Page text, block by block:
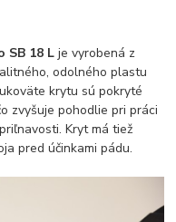
SB 18 Lje vyrobená z
odolného plastu
krytu sú pokryté
zvyšuje pohodlie pri práci
Kryt má tiež
pred účinkami pádu.